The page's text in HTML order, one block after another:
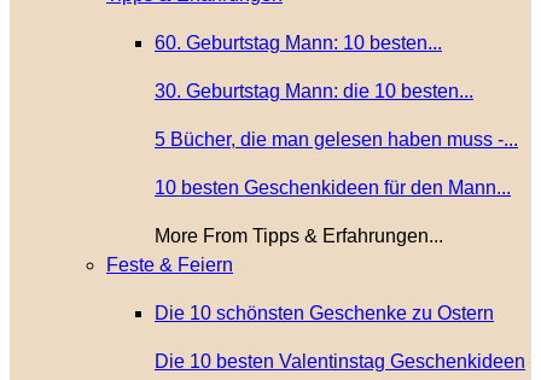
60. Geburtstag Mann: 10 besten...
30. Geburtstag Mann: die 10 besten...
5 Bücher, die man gelesen haben muss -...
10 besten Geschenkideen für den Mann...
More From Tipps & Erfahrungen...
Feste & Feiern
Die 10 schönsten Geschenke zu Ostern
Die 10 besten Valentinstag Geschenkideen